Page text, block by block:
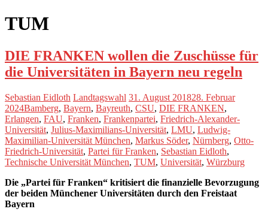
TUM
DIE FRANKEN wollen die Zuschüsse für
die Universitäten in Bayern neu regeln
Sebastian Eidloth Landtagswahl 31. August 201828. Februar
2024Bamberg, Bayern, Bayreuth, CSU, DIE FRANKEN,
Erlangen, FAU, Franken, Frankenpartei, Friedrich-Alexander-
Universität, Julius-Maximilians-Universität, LMU, Ludwig-
Maximilian-Universität München, Markus Söder, Nürnberg, Otto-
Friedrich-Universität, Partei für Franken, Sebastian Eidloth,
Technische Universität München, TUM, Universität, Würzburg
Die „Partei für Franken“ kritisiert die finanzielle Bevorzugung
der beiden Münchener Universitäten durch den Freistaat
Bayern